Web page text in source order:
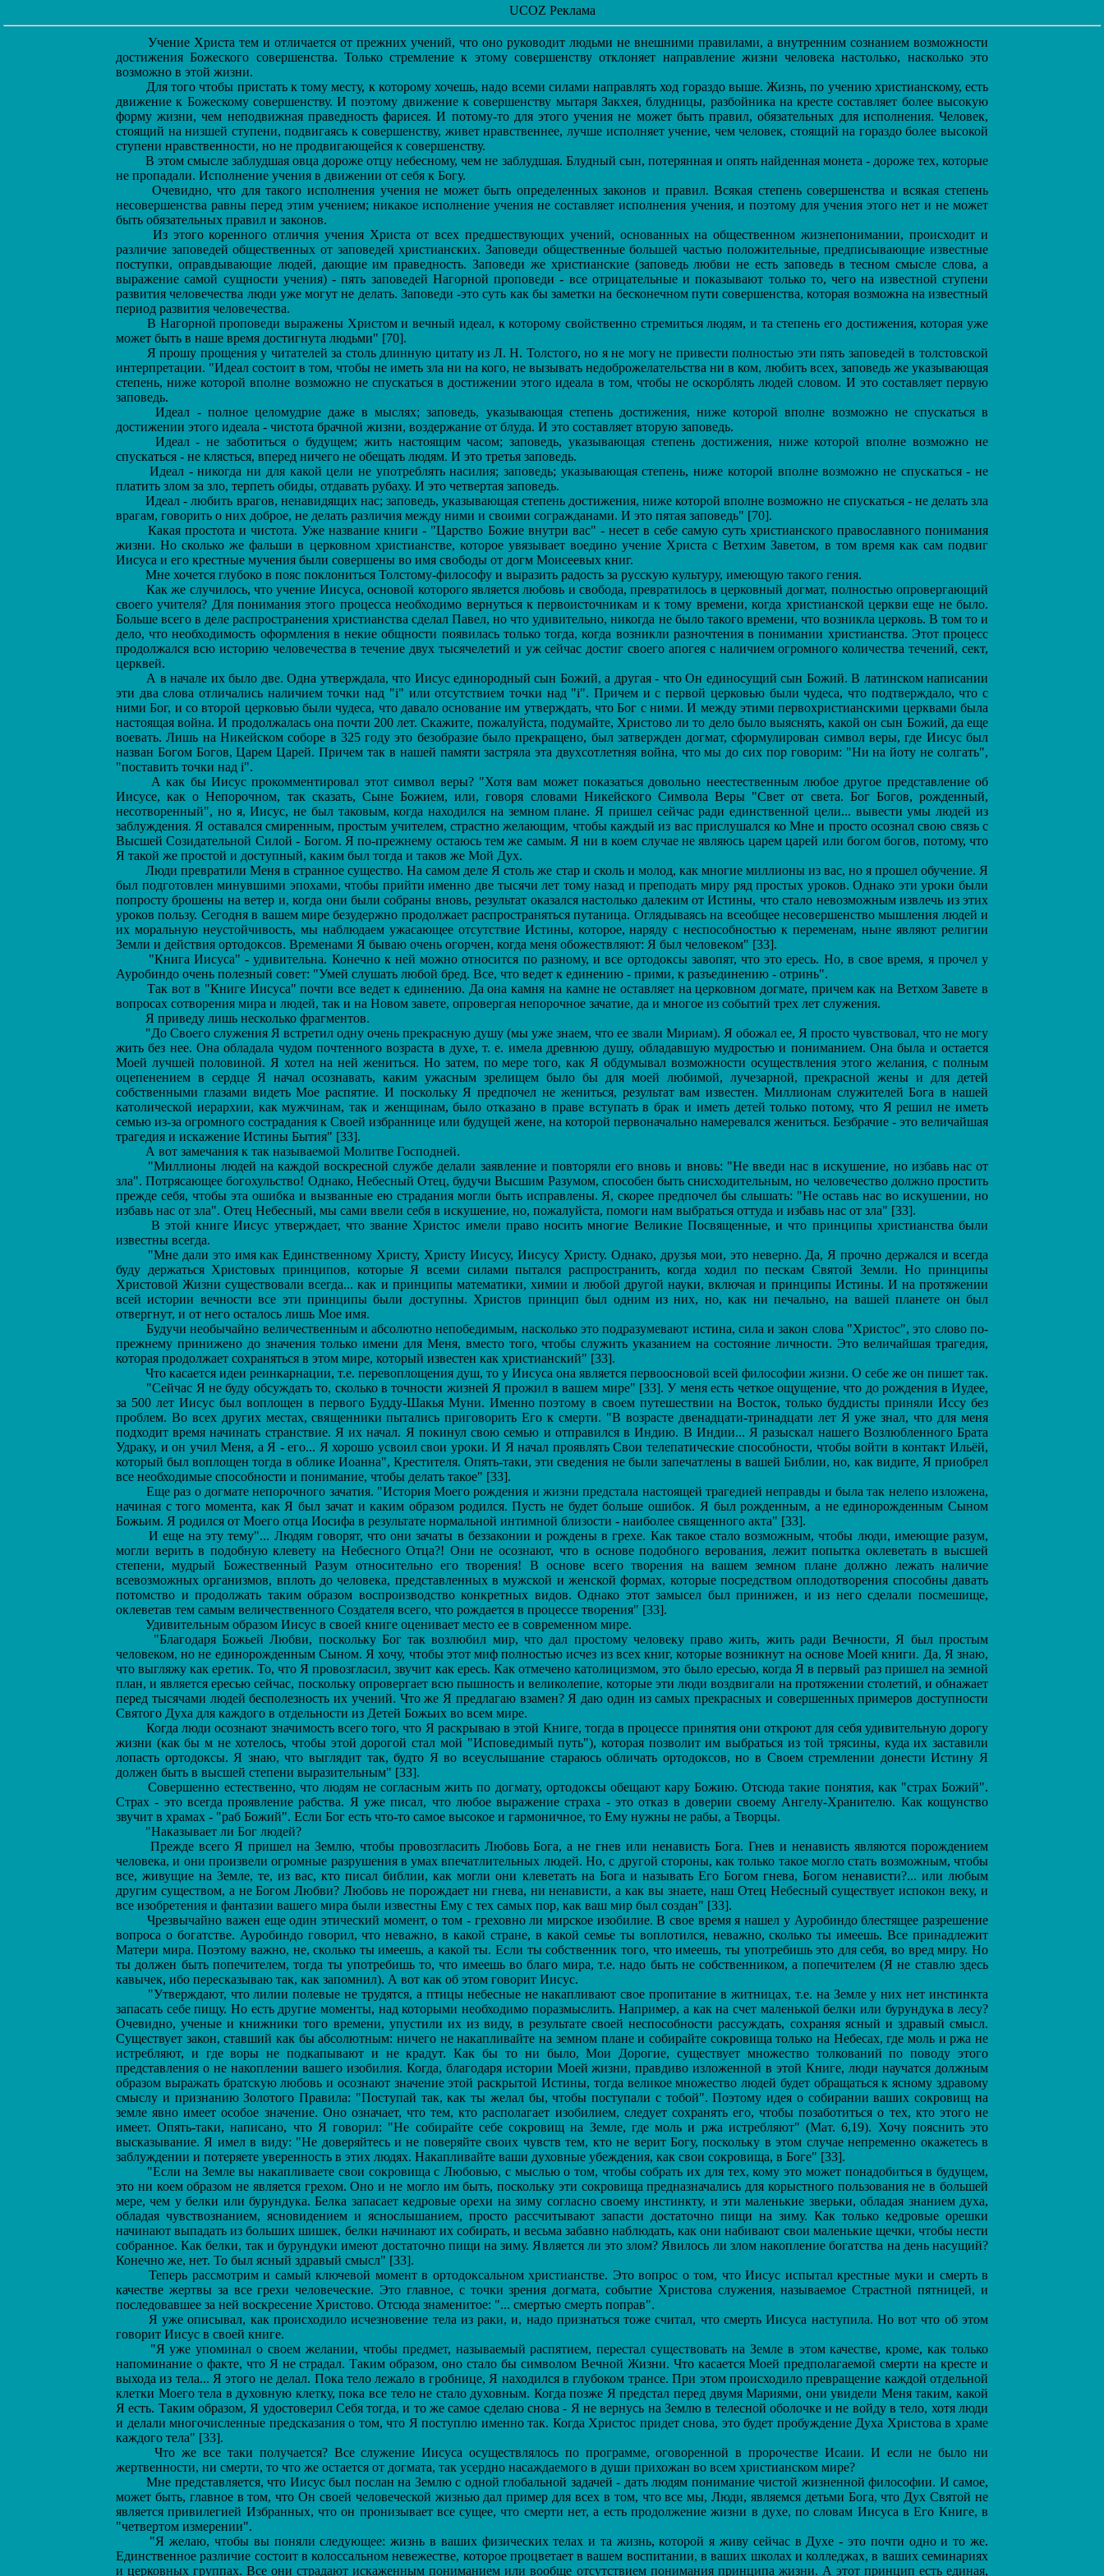
UCOZ Реклама
Учение Христа тем и отличается от прежних учений, что оно руководит людьми не внешними правилами, а внутренним сознанием возможности
достижения Божеского совершенства. Только стремление к этому совершенству отклоняет направление жизни человека настолько, насколько это
возможно в этой жизни.
Для того чтобы пристать к тому месту, к которому хочешь, надо всеми силами направлять ход гораздо выше. Жизнь, по учению христианскому, есть
движение к Божескому совершенству. И поэтому движение к совершенству мытаря Закхея, блудницы, разбойника на кресте составляет более высокую
форму жизни, чем неподвижная праведность фарисея. И потому-то для этого учения не может быть правил, обязательных для исполнения. Человек,
стоящий на низшей ступени, подвигаясь к совершенству, живет нравственнее, лучше исполняет учение, чем человек, стоящий на гораздо более высокой
ступени нравственности, но не продвигающейся к совершенству.
В этом смысле заблудшая овца дороже отцу небесному, чем не заблудшая. Блудный сын, потерянная и опять найденная монета - дороже тех, которые
не пропадали. Исполнение учения в движении от себя к Богу.
Очевидно, что для такого исполнения учения не может быть определенных законов и правил. Всякая степень совершенства и всякая степень
несовершенства равны перед этим учением; никакое исполнение учения не составляет исполнения учения, и поэтому для учения этого нет и не может
быть обязательных правил и законов.
Из этого коренного отличия учения Христа от всех предшествующих учений, основанных на общественном жизнепонимании, происходит и
различие заповедей общественных от заповедей христианских. Заповеди общественные большей частью положительные, предписывающие известные
поступки, оправдывающие людей, дающие им праведность. Заповеди же христианские (заповедь любви не есть заповедь в тесном смысле слова, а
выражение самой сущности учения) - пять заповедей Нагорной проповеди - все отрицательные и показывают только то, чего на известной ступени
развития человечества люди уже могут не делать. Заповеди -это суть как бы заметки на бесконечном пути совершенства, которая возможна на известный
период развития человечества.
В Нагорной проповеди выражены Христом и вечный идеал, к которому свойственно стремиться людям, и та степень его достижения, которая уже
может быть в наше время достигнута людьми" [70].
Я прошу прощения у читателей за столь длинную цитату из Л. Н. Толстого, но я не могу не привести полностью эти пять заповедей в толстовской
интерпретации. "Идеал состоит в том, чтобы не иметь зла ни на кого, не вызывать недоброжелательства ни в ком, любить всех, заповедь же указывающая
степень, ниже которой вполне возможно не спускаться в достижении этого идеала в том, чтобы не оскорблять людей словом. И это составляет первую
заповедь.
Идеал - полное целомудрие даже в мыслях; заповедь, указывающая степень достижения, ниже которой вполне возможно не спускаться в
достижении этого идеала - чистота брачной жизни, воздержание от блуда. И это составляет вторую заповедь.
Идеал - не заботиться о будущем; жить настоящим часом; заповедь, указывающая степень достижения, ниже которой вполне возможно не
спускаться - не клясться, вперед ничего не обещать людям. И это третья заповедь.
Идеал - никогда ни для какой цели не употреблять насилия; заповедь; указывающая степень, ниже которой вполне возможно не спускаться - не
платить злом за зло, терпеть обиды, отдавать рубаху. И это четвертая заповедь.
Идеал - любить врагов, ненавидящих нас; заповедь, указывающая степень достижения, ниже которой вполне возможно не спускаться - не делать зла
врагам, говорить о них доброе, не делать различия между ними и своими согражданами. И это пятая заповедь" [70].
Какая простота и чистота. Уже название книги - "Царство Божие внутри вас" - несет в себе самую суть христианского православного понимания
жизни. Но сколько же фальши в церковном христианстве, которое увязывает воедино учение Христа с Ветхим Заветом, в том время как сам подвиг
Иисуса и его крестные мучения были совершены во имя свободы от догм Моисеевых книг.
Мне хочется глубоко в пояс поклониться Толстому-философу и выразить радость за русскую культуру, имеющую такого гения.
Как же случилось, что учение Иисуса, основой которого является любовь и свобода, превратилось в церковный догмат, полностью опровергающий
своего учителя? Для понимания этого процесса необходимо вернуться к первоисточникам и к тому времени, когда христианской церкви еще не было.
Больше всего в деле распространения христианства сделал Павел, но что удивительно, никогда не было такого времени, что возникла церковь. В том то и
дело, что необходимость оформления в некие общности появилась только тогда, когда возникли разночтения в понимании христианства. Этот процесс
продолжался всю историю человечества в течение двух тысячелетий и уж сейчас достиг своего апогея с наличием огромного количества течений, сект,
церквей.
А в начале их было две. Одна утверждала, что Иисус единородный сын Божий, а другая - что Он единосущий сын Божий. В латинском написании
эти два слова отличались наличием точки над "i" или отсутствием точки над "i". Причем и с первой церковью были чудеса, что подтверждало, что с
ними Бог, и со второй церковью были чудеса, что давало основание им утверждать, что Бог с ними. И между этими первохристианскими церквами была
настоящая война. И продолжалась она почти 200 лет. Скажите, пожалуйста, подумайте, Христово ли то дело было выяснять, какой он сын Божий, да еще
воевать. Лишь на Никейском соборе в 325 году это безобразие было прекращено, был затвержден догмат, сформулирован символ веры, где Иисус был
назван Богом Богов, Царем Царей. Причем так в нашей памяти застряла эта двухсотлетняя война, что мы до сих пор говорим: "Ни на йоту не солгать",
"поставить точки над i".
А как бы Иисус прокомментировал этот символ веры? "Хотя вам может показаться довольно неестественным любое другое представление об
Иисусе, как о Непорочном, так сказать, Сыне Божием, или, говоря словами Никейского Символа Веры "Свет от света. Бог Богов, рожденный,
несотворенный", но я, Иисус, не был таковым, когда находился на земном плане. Я пришел сейчас ради единственной цели... вывести умы людей из
заблуждения. Я оставался смиренным, простым учителем, страстно желающим, чтобы каждый из вас прислушался ко Мне и просто осознал свою связь с
Высшей Созидательной Силой - Богом. Я по-прежнему остаюсь тем же самым. Я ни в коем случае не являюсь царем царей или богом богов, потому, что
Я такой же простой и доступный, каким был тогда и таков же Мой Дух.
Люди превратили Меня в странное существо. На самом деле Я столь же стар и сколь и молод, как многие миллионы из вас, но я прошел обучение. Я
был подготовлен минувшими эпохами, чтобы прийти именно две тысячи лет тому назад и преподать миру ряд простых уроков. Однако эти уроки были
попросту брошены на ветер и, когда они были собраны вновь, результат оказался настолько далеким от Истины, что стало невозможным извлечь из этих
уроков пользу. Сегодня в вашем мире безудержно продолжает распространяться путаница. Оглядываясь на всеобщее несовершенство мышления людей и
их моральную неустойчивость, мы наблюдаем ужасающее отсутствие Истины, которое, наряду с неспособностью к переменам, ныне являют религии
Земли и действия ортодоксов. Временами Я бываю очень огорчен, когда меня обожествляют: Я был человеком" [33].
"Книга Иисуса" - удивительна. Конечно к ней можно относится по разному, и все ортодоксы завопят, что это ересь. Но, в свое время, я прочел у
Ауробиндо очень полезный совет: "Умей слушать любой бред. Все, что ведет к единению - прими, к разъединению - отринь".
Так вот в "Книге Иисуса" почти все ведет к единению. Да она камня на камне не оставляет на церковном догмате, причем как на Ветхом Завете в
вопросах сотворения мира и людей, так и на Новом завете, опровергая непорочное зачатие, да и многое из событий трех лет служения.
Я приведу лишь несколько фрагментов.
"До Своего служения Я встретил одну очень прекрасную душу (мы уже знаем, что ее звали Мириам). Я обожал ее, Я просто чувствовал, что не могу
жить без нее. Она обладала чудом почтенного возраста в духе, т. е. имела древнюю душу, обладавшую мудростью и пониманием. Она была и остается
Моей лучшей половиной. Я хотел на ней жениться. Но затем, по мере того, как Я обдумывал возможности осуществления этого желания, с полным
оцепенением в сердце Я начал осознавать, каким ужасным зрелищем было бы для моей любимой, лучезарной, прекрасной жены и для детей
собственными глазами видеть Мое распятие. И поскольку Я предпочел не жениться, результат вам известен. Миллионам служителей Бога в нашей
католической иерархии, как мужчинам, так и женщинам, было отказано в праве вступать в брак и иметь детей только потому, что Я решил не иметь
семью из-за огромного сострадания к Своей избраннице или будущей жене, на которой первоначально намеревался жениться. Безбрачие - это величайшая
трагедия и искажение Истины Бытия" [33].
А вот замечания к так называемой Молитве Господней.
"Миллионы людей на каждой воскресной службе делали заявление и повторяли его вновь и вновь: "Не введи нас в искушение, но избавь нас от
зла". Потрясающее богохульство! Однако, Небесный Отец, будучи Высшим Разумом, способен быть снисходительным, но человечество должно простить
прежде себя, чтобы эта ошибка и вызванные ею страдания могли быть исправлены. Я, скорее предпочел бы слышать: "Не оставь нас во искушении, но
избавь нас от зла". Отец Небесный, мы сами ввели себя в искушение, но, пожалуйста, помоги нам выбраться оттуда и избавь нас от зла" [33].
В этой книге Иисус утверждает, что звание Христос имели право носить многие Великие Посвященные, и что принципы христианства были
известны всегда.
"Мне дали это имя как Единственному Христу, Христу Иисусу, Иисусу Христу. Однако, друзья мои, это неверно. Да, Я прочно держался и всегда
буду держаться Христовых принципов, которые Я всеми силами пытался распространить, когда ходил по пескам Святой Земли. Но принципы
Христовой Жизни существовали всегда... как и принципы математики, химии и любой другой науки, включая и принципы Истины. И на протяжении
всей истории вечности все эти принципы были доступны. Христов принцип был одним из них, но, как ни печально, на вашей планете он был
отвергнут, и от него осталось лишь Мое имя.
Будучи необычайно величественным и абсолютно непобедимым, насколько это подразумевают истина, сила и закон слова "Христос", это слово по-
прежнему принижено до значения только имени для Меня, вместо того, чтобы служить указанием на состояние личности. Это величайшая трагедия,
которая продолжает сохраняться в этом мире, который известен как христианский" [33].
Что касается идеи реинкарнации, т.е. перевоплощения душ, то у Иисуса она является первоосновой всей философии жизни. О себе же он пишет так.
"Сейчас Я не буду обсуждать то, сколько в точности жизней Я прожил в вашем мире" [33]. У меня есть четкое ощущение, что до рождения в Иудее,
за 500 лет Иисус был воплощен в первого Будду-Шакья Муни. Именно поэтому в своем путешествии на Восток, только буддисты приняли Иссу без
проблем. Во всех других местах, священники пытались приговорить Его к смерти. "В возрасте двенадцати-тринадцати лет Я уже знал, что для меня
подходит время начинать странствие. Я их начал. Я покинул свою семью и отправился в Индию. В Индии... Я разыскал нашего Возлюбленного Брата
Удраку, и он учил Меня, а Я - его... Я хорошо усвоил свои уроки. И Я начал проявлять Свои телепатические способности, чтобы войти в контакт Ильёй,
который был воплощен тогда в облике Иоанна", Крестителя. Опять-таки, эти сведения не были запечатлены в вашей Библии, но, как видите, Я приобрел
все необходимые способности и понимание, чтобы делать такое" [33].
Еще раз о догмате непорочного зачатия. "История Моего рождения и жизни предстала настоящей трагедией неправды и была так нелепо изложена,
начиная с того момента, как Я был зачат и каким образом родился. Пусть не будет больше ошибок. Я был рожденным, а не единорожденным Сыном
Божьим. Я родился от Моего отца Иосифа в результате нормальной интимной близости - наиболее священного акта" [33].
И еще на эту тему"... Людям говорят, что они зачаты в беззаконии и рождены в грехе. Как такое стало возможным, чтобы люди, имеющие разум,
могли верить в подобную клевету на Небесного Отца?! Они не осознают, что в основе подобного верования, лежит попытка оклеветать в высшей
степени, мудрый Божественный Разум относительно его творения! В основе всего творения на вашем земном плане должно лежать наличие
всевозможных организмов, вплоть до человека, представленных в мужской и женской формах, которые посредством оплодотворения способны давать
потомство и продолжать таким образом воспроизводство конкретных видов. Однако этот замысел был принижен, и из него сделали посмешище,
оклеветав тем самым величественного Создателя всего, что рождается в процессе творения" [33].
Удивительным образом Иисус в своей книге оценивает место ее в современном мире.
"Благодаря Божьей Любви, поскольку Бог так возлюбил мир, что дал простому человеку право жить, жить ради Вечности, Я был простым
человеком, но не единорожденным Сыном. Я хочу, чтобы этот миф полностью исчез из всех книг, которые возникнут на основе Моей книги. Да, Я знаю,
что выгляжу как еретик. То, что Я провозгласил, звучит как ересь. Как отмечено католицизмом, это было ересью, когда Я в первый раз пришел на земной
план, и является ересью сейчас, поскольку опровергает всю пышность и великолепие, которые эти люди воздвигали на протяжении столетий, и обнажает
перед тысячами людей бесполезность их учений. Что же Я предлагаю взамен? Я даю один из самых прекрасных и совершенных примеров доступности
Святого Духа для каждого в отдельности из Детей Божьих во всем мире.
Когда люди осознают значимость всего того, что Я раскрываю в этой Книге, тогда в процессе принятия они откроют для себя удивительную дорогу
жизни (как бы м не хотелось, чтобы этой дорогой стал мой "Исповедимый путь"), которая позволит им выбраться из той трясины, куда их заставили
лопасть ортодоксы. Я знаю, что выглядит так, будто Я во всеуслышание стараюсь обличать ортодоксов, но в Своем стремлении донести Истину Я
должен быть в высшей степени выразительным" [33].
Совершенно естественно, что людям не согласным жить по догмату, ортодоксы обещают кару Божию. Отсюда такие понятия, как "страх Божий".
Страх - это всегда проявление рабства. Я уже писал, что любое выражение страха - это отказ в доверии своему Ангелу-Хранителю. Как кощунство
звучит в храмах - "раб Божий". Если Бог есть что-то самое высокое и гармоничное, то Ему нужны не рабы, а Творцы.
"Наказывает ли Бог людей?
Прежде всего Я пришел на Землю, чтобы провозгласить Любовь Бога, а не гнев или ненависть Бога. Гнев и ненависть являются порождением
человека, и они произвели огромные разрушения в умах впечатлительных людей. Но, с другой стороны, как только такое могло стать возможным, чтобы
все, живущие на Земле, те, из вас, кто писал библии, как могли они клеветать на Бога и называть Его Богом гнева, Богом ненависти?... или любым
другим существом, а не Богом Любви? Любовь не порождает ни гнева, ни ненависти, а как вы знаете, наш Отец Небесный существует испокон веку, и
все изобретения и фантазии вашего мира были известны Ему с тех самых пор, как ваш мир был создан" [33].
Чрезвычайно важен еще один этический момент, о том - греховно ли мирское изобилие. В свое время я нашел у Ауробиндо блестящее разрешение
вопроса о богатстве. Ауробиндо говорил, что неважно, в какой стране, в какой семье ты воплотился, неважно, сколько ты имеешь. Все принадлежит
Матери мира. Поэтому важно, не, сколько ты имеешь, а какой ты. Если ты собственник того, что имеешь, ты употребишь это для себя, во вред миру. Но
ты должен быть попечителем, тогда ты употребишь то, что имеешь во благо мира, т.е. надо быть не собственником, а попечителем (Я не ставлю здесь
кавычек, ибо пересказываю так, как запомнил). А вот как об этом говорит Иисус.
"Утверждают, что лилии полевые не трудятся, а птицы небесные не накапливают свое пропитание в житницах, т.е. на Земле у них нет инстинкта
запасать себе пищу. Но есть другие моменты, над которыми необходимо поразмыслить. Например, а как на счет маленькой белки или бурундука в лесу?
Очевидно, ученые и книжники того времени, упустили их из виду, в результате своей неспособности рассуждать, сохраняя ясный и здравый смысл.
Существует закон, ставший как бы абсолютным: ничего не накапливайте на земном плане и собирайте сокровища только на Небесах, где моль и ржа не
истребляют, и где воры не подкапывают и не крадут. Как бы то ни было, Мои Дорогие, существует множество толкований по поводу этого
представления о не накоплении вашего изобилия. Когда, благодаря истории Моей жизни, правдиво изложенной в этой Книге, люди научатся должным
образом выражать братскую любовь и осознают значение этой раскрытой Истины, тогда великое множество людей будет обращаться к ясному здравому
смыслу и признанию Золотого Правила: "Поступай так, как ты желал бы, чтобы поступали с тобой". Поэтому идея о собирании ваших сокровищ на
земле явно имеет особое значение. Оно означает, что тем, кто располагает изобилием, следует сохранять его, чтобы позаботиться о тех, кто этого не
имеет. Опять-таки, написано, что Я говорил: "Не собирайте себе сокровищ на Земле, где моль и ржа истребляют" (Мат. 6,19). Хочу пояснить это
высказывание. Я имел в виду: "Не доверяйтесь и не поверяйте своих чувств тем, кто не верит Богу, поскольку в этом случае непременно окажетесь в
заблуждении и потеряете уверенность в этих людях. Накапливайте ваши духовные убеждения, как свои сокровища, в Боге" [33].
"Если на Земле вы накапливаете свои сокровища с Любовью, с мыслью о том, чтобы собрать их для тех, кому это может понадобиться в будущем,
это ни коем образом не является грехом. Оно и не могло им быть, поскольку эти сокровища предназначались для корыстного пользования не в большей
мере, чем у белки или бурундука. Белка запасает кедровые орехи на зиму согласно своему инстинкту, и эти маленькие зверьки, обладая знанием духа,
обладая чувствознанием, ясновидением и яснослышанием, просто рассчитывают запасти достаточно пищи на зиму. Как только кедровые орешки
начинают выпадать из больших шишек, белки начинают их собирать, и весьма забавно наблюдать, как они набивают свои маленькие щечки, чтобы нести
собранное. Как белки, так и бурундуки имеют достаточно пищи на зиму. Является ли это злом? Явилось ли злом накопление богатства на день насущий?
Конечно же, нет. То был ясный здравый смысл" [33].
Теперь рассмотрим и самый ключевой момент в ортодоксальном христианстве. Это вопрос о том, что Иисус испытал крестные муки и смерть в
качестве жертвы за все грехи человеческие. Это главное, с точки зрения догмата, событие Христова служения, называемое Страстной пятницей, и
последовавшее за ней воскресение Христово. Отсюда знаменитое: "... смертью смерть поправ".
Я уже описывал, как происходило исчезновение тела из раки, и, надо признаться тоже считал, что смерть Иисуса наступила. Но вот что об этом
говорит Иисус в своей книге.
"Я уже упоминал о своем желании, чтобы предмет, называемый распятием, перестал существовать на Земле в этом качестве, кроме, как только
напоминание о факте, что Я не страдал. Таким образом, оно стало бы символом Вечной Жизни. Что касается Моей предполагаемой смерти на кресте и
выхода из тела... Я этого не делал. Пока тело лежало в гробнице, Я находился в глубоком трансе. При этом происходило превращение каждой отдельной
клетки Моего тела в духовную клетку, пока все тело не стало духовным. Когда позже Я предстал перед двумя Мариями, они увидели Меня таким, какой
Я есть. Таким образом, Я удостоверил Себя тогда, и то же самое сделаю снова - Я не вернусь на Землю в телесной оболочке и не войду в тело, хотя люди
и делали многочисленные предсказания о том, что Я поступлю именно так. Когда Христос придет снова, это будет пробуждение Духа Христова в храме
каждого тела" [33].
Что же все таки получается? Все служение Иисуса осуществлялось по программе, оговоренной в пророчестве Исаии. И если не было ни
жертвенности, ни смерти, то что же остается от догмата, так усердно насаждаемого в души прихожан во всем христианском мире?
Мне представляется, что Иисус был послан на Землю с одной глобальной задачей - дать людям понимание чистой жизненной философии. И самое,
может быть, главное в том, что Он своей человеческой жизнью дал пример для всех в том, что все мы, Люди, являемся детьми Бога, что Дух Святой не
является привилегией Избранных, что он пронизывает все сущее, что смерти нет, а есть продолжение жизни в духе, по словам Иисуса в Его Книге, в
"четвертом измерении".
"Я желаю, чтобы вы поняли следующее: жизнь в ваших физических телах и та жизнь, которой я живу сейчас в Духе - это почти одно и то же.
Единственное различие состоит в колоссальном невежестве, которое процветает в вашем воспитании, в ваших школах и колледжах, в ваших семинариях
и церковных группах. Все они страдают искаженным пониманием или вообще отсутствием понимания принципа жизни. А этот принцип есть единая,